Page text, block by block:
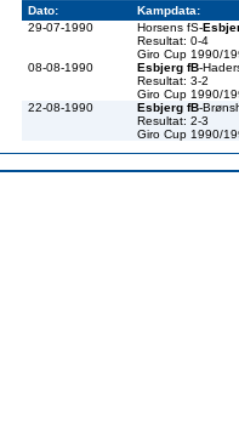
Dato:
Kampdata:
29-07-1990
Horsens fS-
Resultat: 0-4
Giro Cup 1990/
08-08-1990
Esbjerg fB-
Resultat: 3-2
Giro Cup 1990/
22-08-1990
Esbjerg fB-
Resultat: 2-3
Giro Cup 1990/